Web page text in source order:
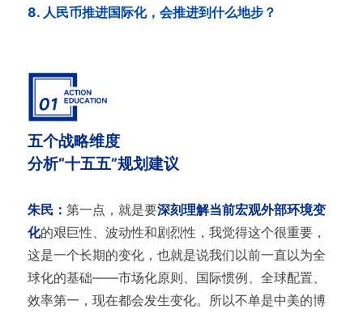
8. 人民币推进国际化，会推进到什么地步？
五个战略维度
分析“十五五”规划建议
朱民： 第一点，就是要深刻理解当前宏观外部环境变
化的艰巨性、波动性和剧烈性，我觉得这个很重要，
这是一个长期的变化，也就是说我们以前一直以为全
球化的基础——市场化原则、国际惯例、全球配置、
效率第一，现在都会发生变化。所以不单是中美的博